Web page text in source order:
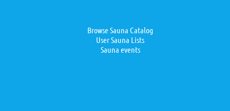
Browse Sauna Catalog
User Sauna Lists
Sauna events